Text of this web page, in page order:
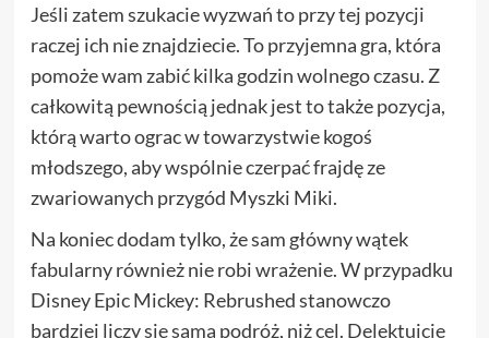
Jeśli zatem szukacie wyzwań to przy tej pozycji
raczej ich nie znajdziecie. To przyjemna gra, która
pomoże wam zabić kilka godzin wolnego czasu. Z
całkowitą pewnością jednak jest to także pozycja,
którą warto ograc w towarzystwie kogoś
młodszego, aby wspólnie czerpać frajdę ze
zwariowanych przygód Myszki Miki.
Na koniec dodam tylko, że sam główny wątek
fabularny również nie robi wrażenie. W przypadku
Disney Epic Mickey: Rebrushed stanowczo
bardziej liczy się sama podróż, niż cel. Delektujcie